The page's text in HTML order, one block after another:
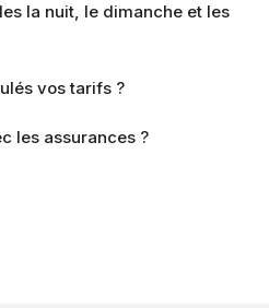
la nuit, le dimanche et les
vos tarifs ?
les assurances ?